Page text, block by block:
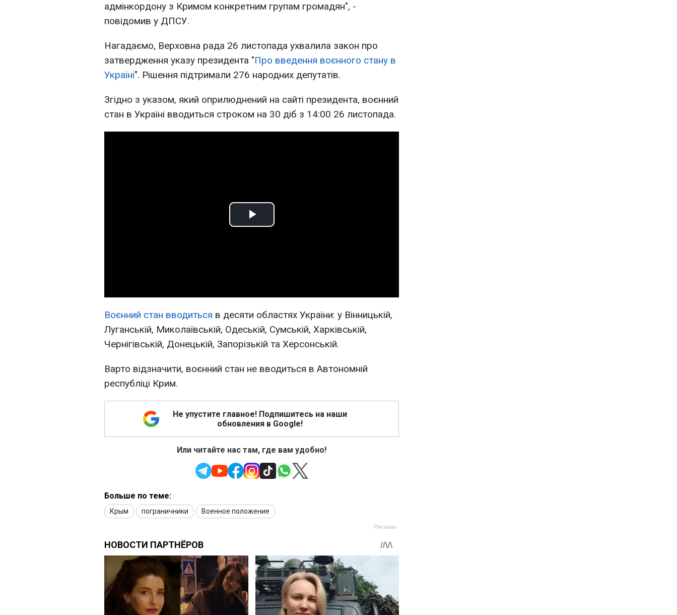
адмінкордону з Кримом конкретним групам громадян", -
повідомив у ДПСУ.
Нагадаємо, Верховна рада 26 листопада ухвалила закон про
затвердження указу президента "Про введення воєнного стану в
Україні". Рішення підтримали 276 народних депутатів.
Згідно з указом, який оприлюднений на сайті президента, воєнний
стан в Україні вводиться строком на 30 діб з 14:00 26 листопада.
Play
Воєнний стан вводиться в десяти областях України: у Вінницькій,
Луганській, Миколаївській, Одеській, Сумській, Харківській,
Чернігівській, Донецькій, Запорізькій та Херсонській.
Варто відзначити, воєнний стан не вводиться в Автономній
республіці Крим.
Не упустите главное! Подпишитесь на наши
обновления в Google!
Или читайте нас там, где вам удобно!
Больше по теме:
Крым пограничники Военное положение